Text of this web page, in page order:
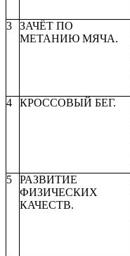
3
ЗАЧЁТ ПО
МЕТАНИЮ МЯЧА.
4
КРОССОВЫЙ БЕГ.
5
РАЗВИТИЕ
ФИЗИЧЕСКИХ
КАЧЕСТВ.